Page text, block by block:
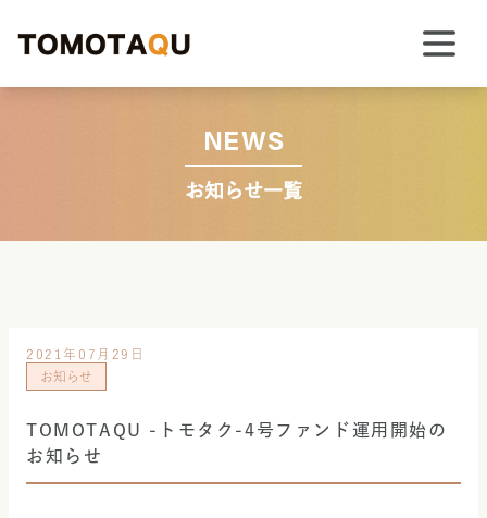
NEWS
お知らせ一覧
2021年07月29日
お知らせ
TOMOTAQU -トモタク-4号ファンド運用開始の
お知らせ